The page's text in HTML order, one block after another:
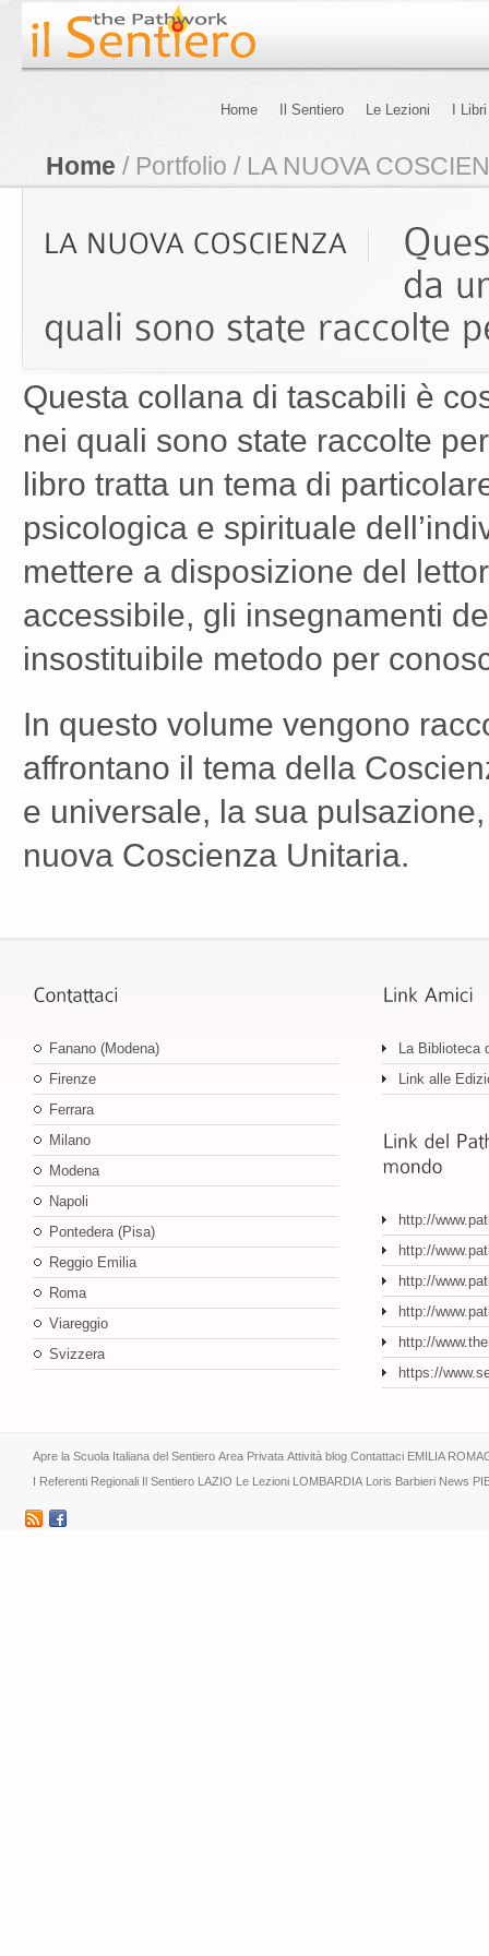
Home Il Sentiero Le Lezioni I Libri
Home / Portfolio / LA NUOVA
Questa collana di tascabili è
nei quali sono state raccolte
libro tratta un tema di
psicologica e spirituale
mettere a disposizione del
accessibile, gli insegnamenti
insostituibile metodo per
In questo volume vengono
affrontano il tema della
e universale, la sua
nuova Coscienza Unitaria.
Fanano (Modena)
Firenze
Ferrara
Milano
Modena
Napoli
Pontedera (Pisa)
Reggio Emilia
Roma
Viareggio
Svizzera
La Biblioteca
Link alle
http://
http://
http://
http://
http://
https://
Apre la Scuola Italiana del Sentiero Area Privata Attività blog Contattaci EMILIA
I Referenti Regionali Il Sentiero LAZIO Le Lezioni LOMBARDIA Loris Barbieri News